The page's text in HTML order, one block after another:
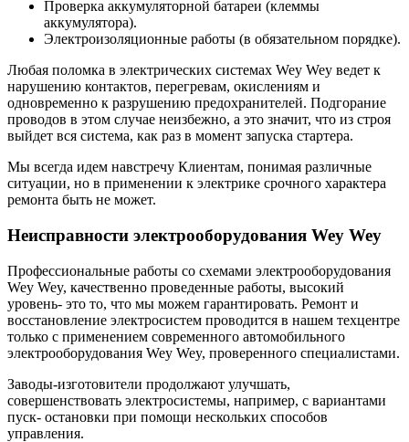
Проверка аккумуляторной батареи (клеммы
аккумулятора).
Электроизоляционные работы (в обязательном порядке).
Любая поломка в электрических системах Wey Wey ведет к
нарушению контактов, перегревам, окислениям и
одновременно к разрушению предохранителей. Подгорание
проводов в этом случае неизбежно, а это значит, что из строя
выйдет вся система, как раз в момент запуска стартера.
Мы всегда идем навстречу Клиентам, понимая различные
ситуации, но в применении к электрике срочного характера
ремонта быть не может.
Неисправности электрооборудования Wey Wey
Профессиональные работы со схемами электрооборудования
Wey Wey, качественно проведенные работы, высокий
уровень- это то, что мы можем гарантировать. Ремонт и
восстановление электросистем проводится в нашем техцентре
только с применением современного автомобильного
электрооборудования Wey Wey, проверенного специалистами.
Заводы-изготовители продолжают улучшать,
совершенствовать электросистемы, например, с вариантами
пуск- остановки при помощи нескольких способов
управления.